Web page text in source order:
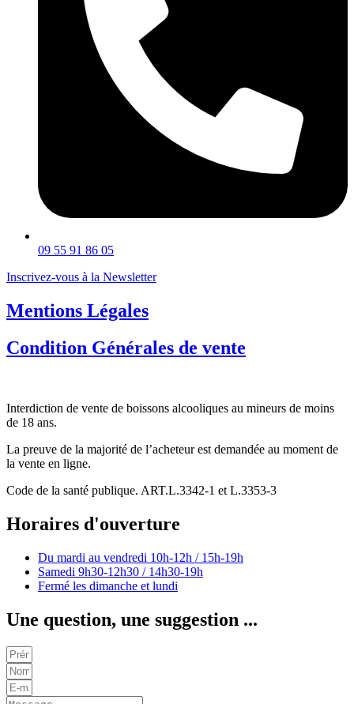
09 55 91 86 05
Inscrivez-vous à la Newsletter
Mentions Légales
Condition Générales de vente
Interdiction de vente de boissons alcooliques au mineurs de moins
de 18 ans.
La preuve de la majorité de l’acheteur est demandée au moment de
la vente en ligne.
Code de la santé publique. ART.L.3342-1 et L.3353-3
Horaires d'ouverture
Du mardi au vendredi 10h-12h / 15h-19h
Samedi 9h30-12h30 / 14h30-19h
Fermé les dimanche et lundi
Une question, une suggestion ...